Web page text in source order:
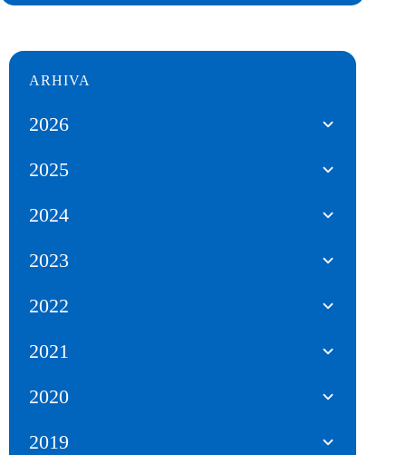
ARHIVA
2026
2025
2024
2023
2022
2021
2020
2019